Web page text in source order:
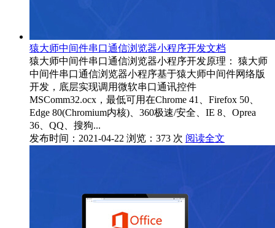
猿大师中间件串口通信浏览器小程序开发文档
猿大师中间件串口通信浏览器小程序开发原理： 猿大师
中间件串口通信浏览器小程序基于猿大师中间件网络版
开发，底层实现调用微软串口通讯控件
MSComm32.ocx，最低可用在Chrome 41、Firefox 50、
Edge 80(Chromium内核)、360极速/安全、IE 8、Oprea
36、QQ、搜狗...
发布时间：2021-04-22 浏览：373 次 阅读全文